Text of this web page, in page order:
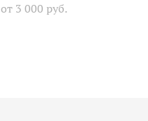
от 3 000 pуб.